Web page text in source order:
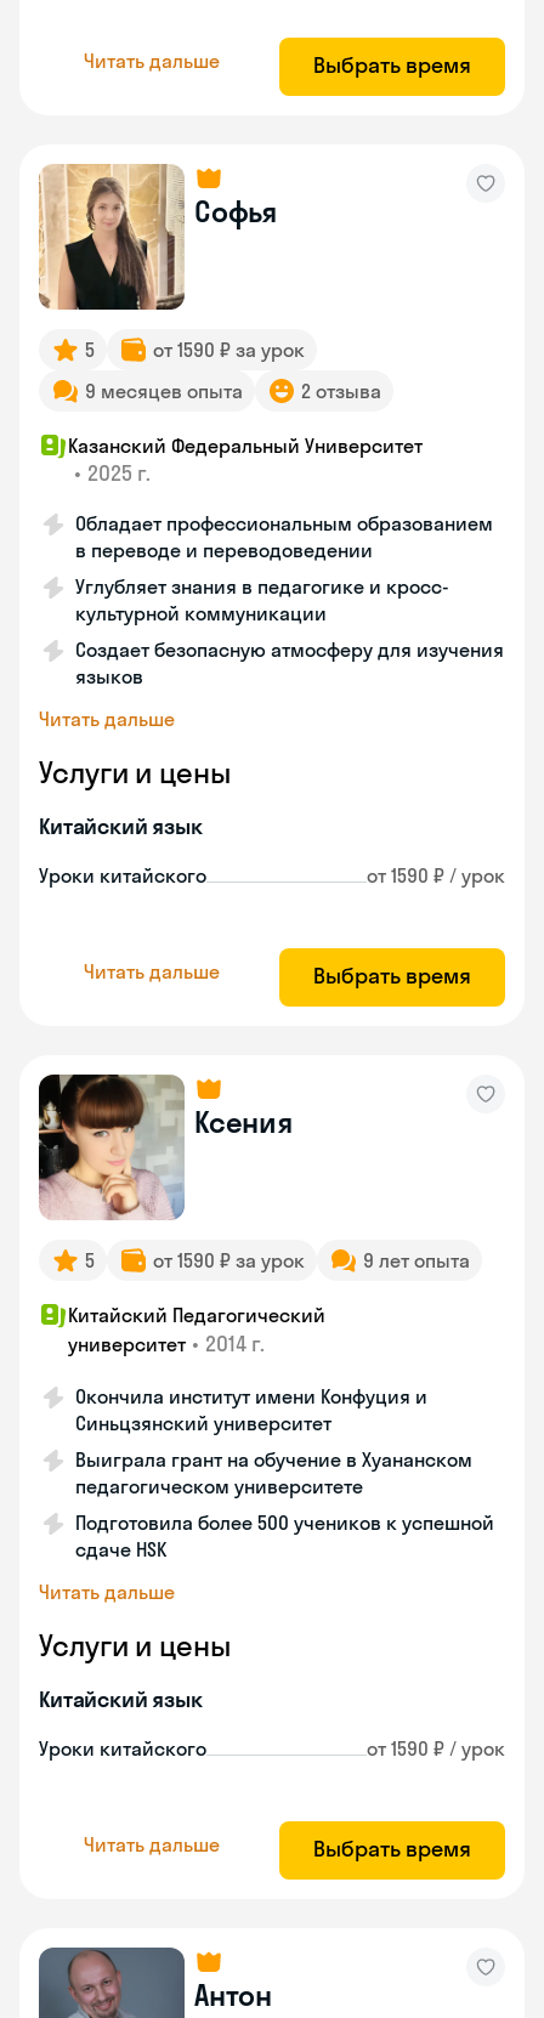
Читать дальше Выбрать время
Софья
5
от 1590 ₽ за урок
9 месяцев опыта
2 отзыва
Казанский Федеральный Университет
• 2025 г.
Обладает профессиональным образованием
в переводе и переводоведении
Углубляет знания в педагогике и кросс-
культурной коммуникации
Создает безопасную атмосферу для изучения
языков
Читать дальше
Услуги и цены
Китайский язык
Уроки китайского от 1590 ₽ / урок
Читать дальше Выбрать время
Ксения
5 от 1590 ₽ за урок 9 лет опыта
Китайский Педагогический
университет • 2014 г.
Окончила институт имени Конфуция и
Синьцзянский университет
Выиграла грант на обучение в Хуананском
педагогическом университете
Подготовила более 500 учеников к успешной
сдаче HSK
Читать дальше
Услуги и цены
Китайский язык
Уроки китайского от 1590 ₽ / урок
Читать дальше Выбрать время
Антон